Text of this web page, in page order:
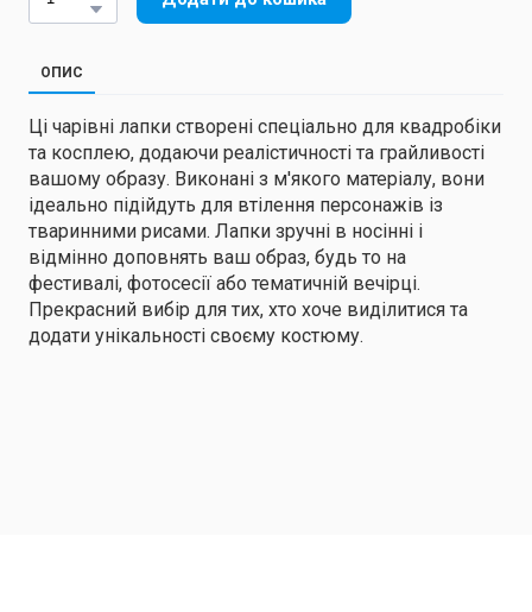
ОПИС
Ці чарівні лапки створені спеціально для квадробіки
та косплею, додаючи реалістичності та грайливості
вашому образу. Виконані з м'якого матеріалу, вони
ідеально підійдуть для втілення персонажів із
тваринними рисами. Лапки зручні в носінні і
відмінно доповнять ваш образ, будь то на
фестивалі, фотосесії або тематичній вечірці.
Прекрасний вибір для тих, хто хоче виділитися та
додати унікальності своєму костюму.